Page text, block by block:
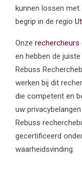
kunnen lossen
begrip in de regio
Onze rechercheurs
en hebben de
Rebuss
werken bij dit
die competent en
uw
Rebuss
gecertificeerd
waarheidsvinding.